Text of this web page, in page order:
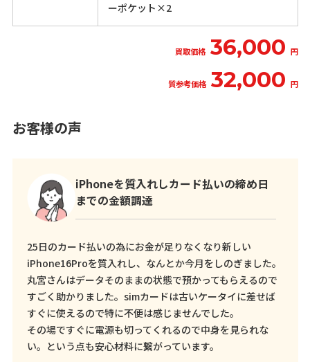
ーポケット×2
買取価格 36,000 円
質参考価格 32,000 円
お客様の声
iPhoneを質入れしカード払いの締め日
までの金額調達
25日のカード払いの為にお金が足りなくなり新しい
iPhone16Proを質入れし、なんとか今月をしのぎました。
丸宮さんはデータそのままの状態で預かってもらえるので
すごく助かりました。simカードは古いケータイに差せば
すぐに使えるので特に不便は感じませんでした。
その場ですぐに電源も切ってくれるので中身を見られな
い。という点も安心材料に繋がっています。